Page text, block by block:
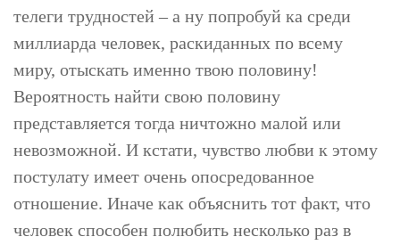
телеги трудностей – а ну попробуй ка среди
миллиарда человек, раскиданных по всему
миру, отыскать именно твою половину!
Вероятность найти свою половину
представляется тогда ничтожно малой или
невозможной. И кстати, чувство любви к этому
постулату имеет очень опосредованное
отношение. Иначе как объяснить тот факт, что
человек способен полюбить несколько раз в